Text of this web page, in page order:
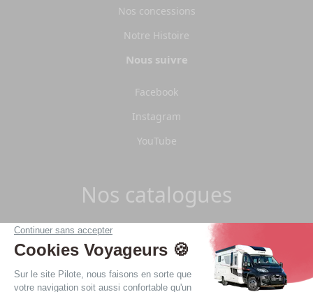
Nos concessions
Notre Histoire
Nous suivre
Facebook
Instagram
YouTube
Nos catalogues
Télécharger les catalogues Pilote 2026.